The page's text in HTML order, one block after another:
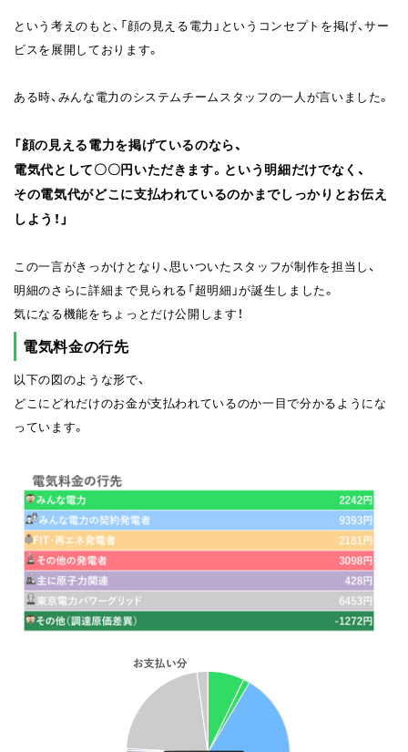
という考えのもと、「顔の見える電力」というコンセプトを掲げ、サー
ビスを展開しております。
ある時、みんな電力のシステムチームスタッフの一人が言いました。
「顔の見える電力を掲げているのなら、
電気代として〇〇円いただきます。という明細だけでなく、
その電気代がどこに支払われているのかまでしっかりとお伝え
しよう！」
この一言がきっかけとなり、思いついたスタッフが制作を担当し、
明細のさらに詳細まで見られる「超明細」が誕生しました。
気になる機能をちょっとだけ公開します！
電気料金の行先
以下の図のような形で、
どこにどれだけのお金が支払われているのか一目で分かるようにな
っています。